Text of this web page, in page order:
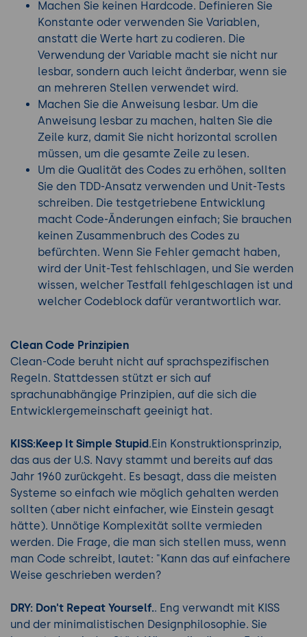
Machen Sie keinen Hardcode. Definieren Sie
Konstante oder verwenden Sie Variablen,
anstatt die Werte hart zu codieren. Die
Verwendung der Variable macht sie nicht nur
lesbar, sondern auch leicht änderbar, wenn sie
an mehreren Stellen verwendet wird.
Machen Sie die Anweisung lesbar. Um die
Anweisung lesbar zu machen, halten Sie die
Zeile kurz, damit Sie nicht horizontal scrollen
müssen, um die gesamte Zeile zu lesen.
Um die Qualität des Codes zu erhöhen, sollten
Sie den TDD-Ansatz verwenden und Unit-Tests
schreiben. Die testgetriebene Entwicklung
macht Code-Änderungen einfach; Sie brauchen
keinen Zusammenbruch des Codes zu
befürchten. Wenn Sie Fehler gemacht haben,
wird der Unit-Test fehlschlagen, und Sie werden
wissen, welcher Testfall fehlgeschlagen ist und
welcher Codeblock dafür verantwortlich war.
Clean Code Prinzipien
Clean-Code beruht nicht auf sprachspezifischen
Regeln. Stattdessen stützt er sich auf
sprachunabhängige Prinzipien, auf die sich die
Entwicklergemeinschaft geeinigt hat.
KISS:Keep It Simple Stupid.Ein Konstruktionsprinzip,
das aus der U.S. Navy stammt und bereits auf das
Jahr 1960 zurückgeht. Es besagt, dass die meisten
Systeme so einfach wie möglich gehalten werden
sollten (aber nicht einfacher, wie Einstein gesagt
hätte). Unnötige Komplexität sollte vermieden
werden. Die Frage, die man sich stellen muss, wenn
man Code schreibt, lautet: "Kann das auf einfachere
Weise geschrieben werden?
DRY: Don't Repeat Yourself.. Eng verwandt mit KISS
und der minimalistischen Designphilosophie. Sie